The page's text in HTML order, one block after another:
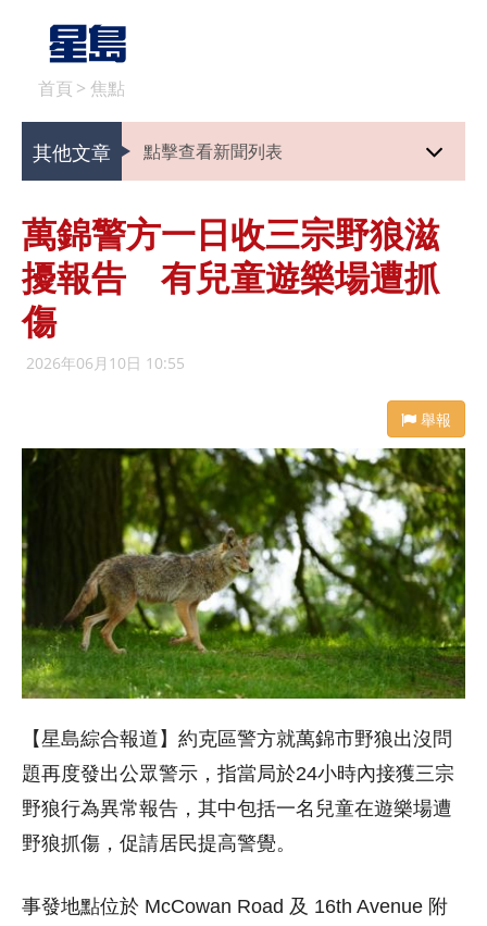
首頁 > 焦點
其他文章 點擊查看新聞列表
萬錦警方一日收三宗野狼滋
擾報告 有兒童遊樂場遭抓
傷
2026年06月10日 10:55
舉報
【星島綜合報道】約克區警方就萬錦市野狼出沒問
題再度發出公眾警示，指當局於24小時內接獲三宗
野狼行為異常報告，其中包括一名兒童在遊樂場遭
野狼抓傷，促請居民提高警覺。
事發地點位於 McCowan Road 及 16th Avenue 附